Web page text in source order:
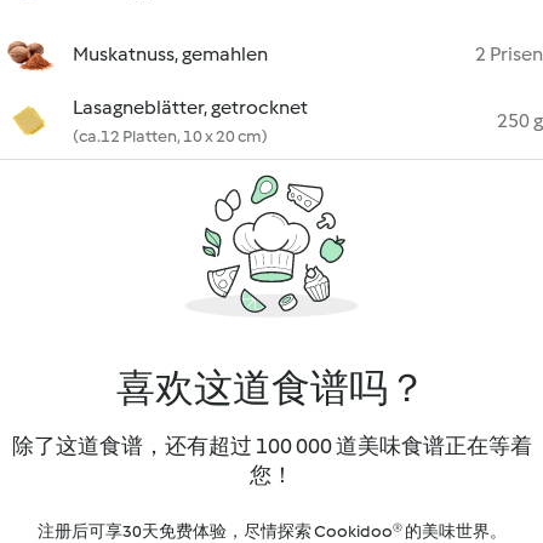
Muskatnuss, gemahlen 2 Prisen
Lasagneblätter, getrocknet
(ca.12 Platten, 10 x 20 cm)
250 g
喜欢这道食谱吗？
除了这道食谱，还有超过 100 000 道美味食谱正在等着
您！
注册后可享30天免费体验，尽情探索 Cookidoo® 的美味世界。